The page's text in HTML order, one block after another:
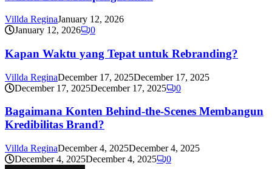
Villda ReginaJanuary 12, 2026
January 12, 2026
0
Kapan Waktu yang Tepat untuk Rebranding?
Villda ReginaDecember 17, 2025December 17, 2025
December 17, 2025December 17, 2025 0
Bagaimana Konten Behind-the-Scenes Membangun
Kredibilitas Brand?
Villda ReginaDecember 4, 2025December 4, 2025
December 4, 2025December 4, 2025 0